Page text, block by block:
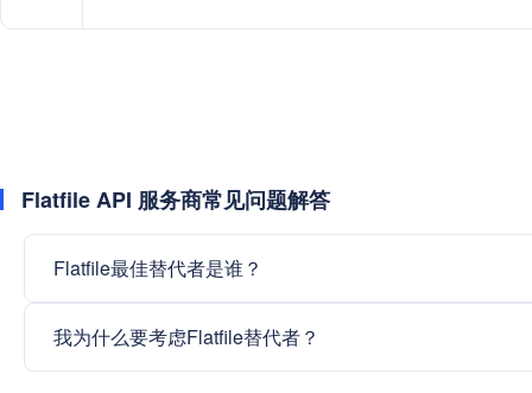
Flatfile API 服务商常见问题解答
Flatfile最佳替代者是谁？
我为什么要考虑Flatfile替代者？